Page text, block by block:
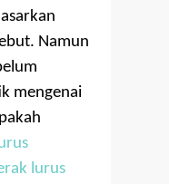
Namun
mengenai
lurus